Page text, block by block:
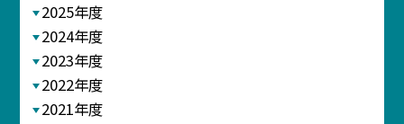
2025年度
2024年度
2023年度
2022年度
2021年度